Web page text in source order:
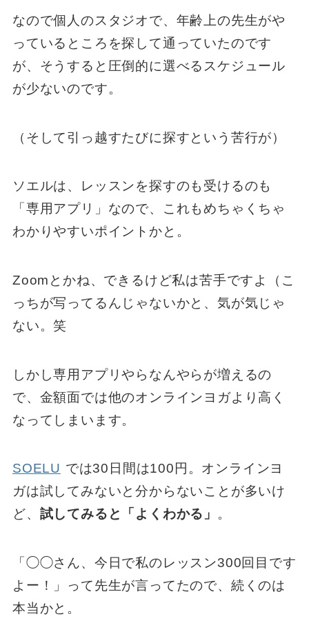
なので個人のスタジオで、年齢上の先生がや
っているところを探して通っていたのです
が、そうすると圧倒的に選べるスケジュール
が少ないのです。
（そして引っ越すたびに探すという苦行が）
ソエルは、レッスンを探すのも受けるのも
「専用アプリ」なので、これもめちゃくちゃ
わかりやすいポイントかと。
Zoomとかね、できるけど私は苦手ですよ（こ
っちが写ってるんじゃないかと、気が気じゃ
ない。笑
しかし専用アプリやらなんやらが増えるの
で、金額面では他のオンラインヨガより高く
なってしまいます。
SOELU では30日間は100円。オンラインヨ
ガは試してみないと分からないことが多いけ
ど、 試してみると「よくわかる」 。
「◯◯さん、今日で私のレッスン300回目です
よー！」って先生が言ってたので、続くのは
本当かと。